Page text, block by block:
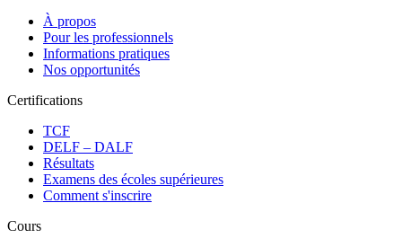
À propos
Pour les professionnels
Informations pratiques
Nos opportunités
Certifications
TCF
DELF – DALF
Résultats
Examens des écoles supérieures
Comment s'inscrire
Cours